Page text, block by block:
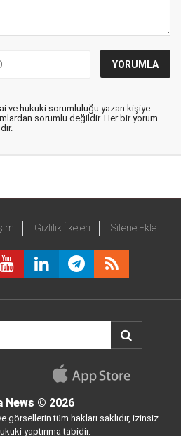
ve hukuki sorumluluğu yazan kişiye
sorumlu değildir. Her bir yorum
Gizlilik İlkeleri Sitene Ekle
News © 2026
görsellerin tüm hakları saklıdır, izinsiz
yaptırıma tabidir.